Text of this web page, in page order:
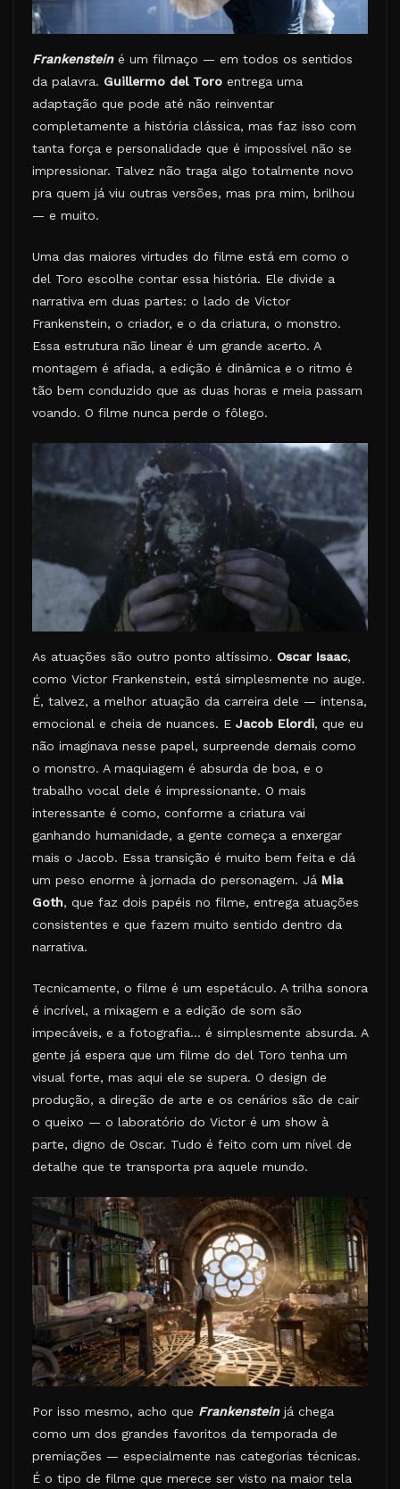
Frankensteiné um filmaço — em todos os sentidos
da palavra. Guillermo del Toro entrega uma
adaptação que pode até não reinventar
completamente a história clássica, mas faz isso com
tanta força e personalidade que é impossível não se
impressionar. Talvez não traga algo totalmente novo
pra quem já viu outras versões, mas pra mim, brilhou
— e muito.
Uma das maiores virtudes do filme está em como o
del Toro escolhe contar essa história. Ele divide a
narrativa em duas partes: o lado de Victor
Frankenstein, o criador, e o da criatura, o monstro.
Essa estrutura não linear é um grande acerto. A
montagem é afiada, a edição é dinâmica e o ritmo é
tão bem conduzido que as duas horas e meia passam
voando. O filme nunca perde o fôlego.
As atuações são outro ponto altíssimo. Oscar Isaac,
como Victor Frankenstein, está simplesmente no auge.
É, talvez, a melhor atuação da carreira dele — intensa,
emocional e cheia de nuances. E Jacob Elordi, que eu
não imaginava nesse papel, surpreende demais como
o monstro. A maquiagem é absurda de boa, e o
trabalho vocal dele é impressionante. O mais
interessante é como, conforme a criatura vai
ganhando humanidade, a gente começa a enxergar
mais o Jacob. Essa transição é muito bem feita e dá
um peso enorme à jornada do personagem. Já Mia
Goth, que faz dois papéis no filme, entrega atuações
consistentes e que fazem muito sentido dentro da
narrativa.
Tecnicamente, o filme é um espetáculo. A trilha sonora
é incrível, a mixagem e a edição de som são
impecáveis, e a fotografia… é simplesmente absurda. A
gente já espera que um filme do del Toro tenha um
visual forte, mas aqui ele se supera. O design de
produção, a direção de arte e os cenários são de cair
o queixo — o laboratório do Victor é um show à
parte, digno de Oscar. Tudo é feito com um nível de
detalhe que te transporta pra aquele mundo.
Por isso mesmo, acho que Frankensteinjá chega
como um dos grandes favoritos da temporada de
premiações — especialmente nas categorias técnicas.
É o tipo de filme que merece ser visto na maior tela